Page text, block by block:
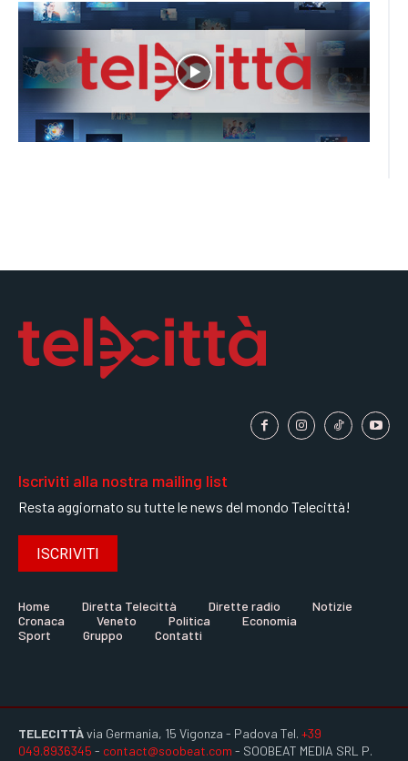
Iscriviti alla nostra mailing list
Resta aggiornato su tutte le news del mondo Telecittà!
ISCRIVITI
Home Diretta Telecittà Dirette radio
Notizie
Cronaca
Veneto Politica
Economia
Sport
Gruppo Contatti
TELECITTÀvia Germania, 15 Vigonza - Padova Tel. +39
049.8936345 - contact@soobeat.com - SOOBEAT MEDIA SRL P.